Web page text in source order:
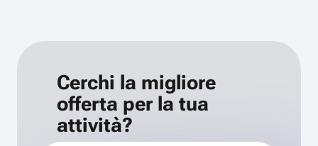
Cerchi la migliore
offerta per la tua
attività?